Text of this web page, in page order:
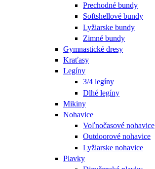
Prechodné bundy
Softshellové bundy
Lyžiarske bundy
Zimné bundy
Gymnastické dresy
Kraťasy
Legíny
3/4 legíny
Dlhé legíny
Mikiny
Nohavice
Voľnočasové nohavice
Outdoorové nohavice
Lyžiarske nohavice
Plavky